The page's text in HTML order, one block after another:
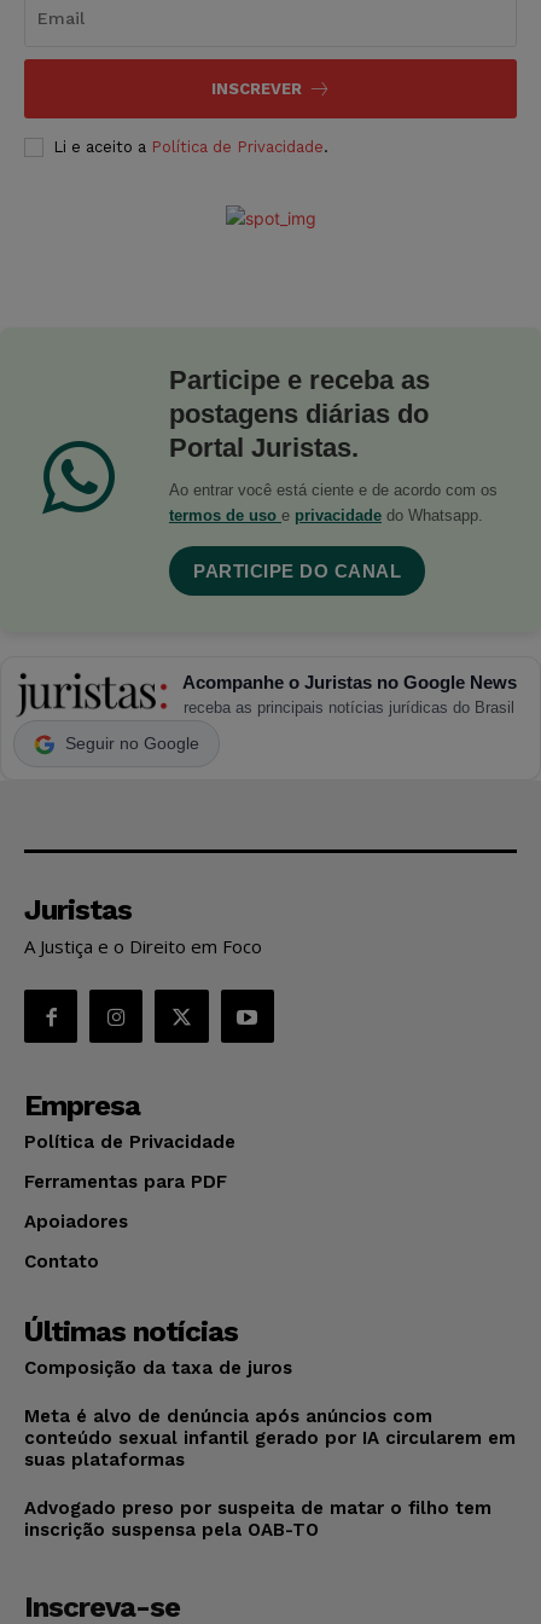
INSCREVER
Li e aceito a Política de Privacidade.
Participe e receba as
postagens diárias do
Portal Juristas.
Ao entrar você está ciente e de acordo com os
termos de uso e privacidade do Whatsapp.
PARTICIPE DO CANAL
Acompanhe o Juristas no Google News
receba as principais notícias jurídicas do Brasil
Seguir no Google
Juristas
A Justiça e o Direito em Foco
Empresa
Política de Privacidade
Ferramentas para PDF
Apoiadores
Contato
Últimas notícias
Composição da taxa de juros
Meta é alvo de denúncia após anúncios com
conteúdo sexual infantil gerado por IA circularem em
suas plataformas
Advogado preso por suspeita de matar o filho tem
inscrição suspensa pela OAB-TO
Inscreva-se